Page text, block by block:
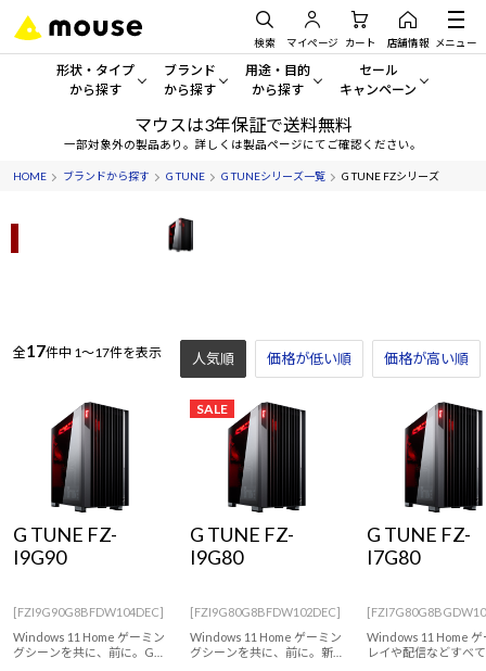
検索 マイページ カート 店舗情報 メニュー
形状・タイプ
から探す
形状・タイプから探す をすべてみる
デスクトップPC
ディスプレイ
Windows 11
ブランド
から探す
mouse
G TUNE
NEXTGEAR
MousePro
Windows 11| Copilot+ PC
用途・目的
から探す
一般向けパソコン
ゲーミングPC・ゲーム向けパソコン
学習向けパソコン
Windows 11
セール
キャンペーン
セール・キャンペー
期間限定セール
今イチオシのパソコンをピ
Copilot+ PC
マウスは3年保証で送料無料
一部対象外の製品あり。詳しくは製品ページにてご確認ください。
HOME ブランドから探す G TUNE G TUNEシリーズ一覧 G TUNE FZシリーズ
全17件中 1～17件を表示 人気順 価格が低い順 価格が高い順
G TUNE FZ-
I9G90
[FZI9G90G8BFDW104DEC]
Windows 11 Home ゲーミン
グシーンを共に、前に。G
SALE
G TUNE FZ-
I9G80
[FZI9G80G8BFDW102DEC]
Windows 11 Home ゲーミン
グシーンを共に、前に。新
G TUNE FZ-
I7G80
Windows 11 Home ゲ
レイや配信などすべ